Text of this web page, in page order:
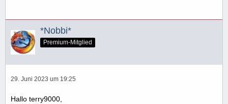
*Nobbi*
Premium-Mitglied
29. Juni 2023 um 19:25
Hallo terry9000,